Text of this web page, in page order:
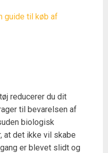
guide til køb af
reducerer du dit
til bevarelsen af
biologisk
at det ikke vil skabe
er blevet slidt og